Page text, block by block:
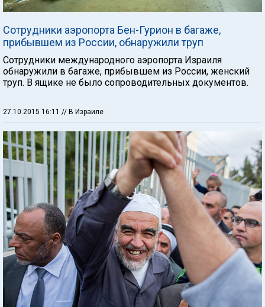
Сотрудники аэропорта Бен-Гурион в багаже,
прибывшем из России, обнаружили труп
Сотрудники международного аэропорта Израиля
обнаружили в багаже, прибывшем из России, женский
труп. В ящике не было сопроводительных документов.
27.10.2015 16:11 // В Израиле